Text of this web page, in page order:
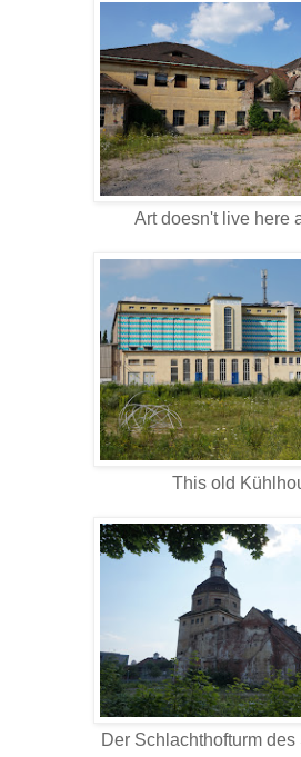
Art doesn't live here
This old
Der Schlachthofturm